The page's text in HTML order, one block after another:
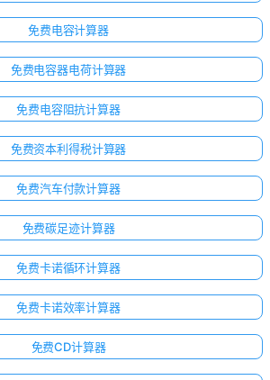
免费电容计算器
免费电容器电荷计算器
免费电容阻抗计算器
免费资本利得税计算器
免费汽车付款计算器
免费碳足迹计算器
免费卡诺循环计算器
免费卡诺效率计算器
免费CD计算器